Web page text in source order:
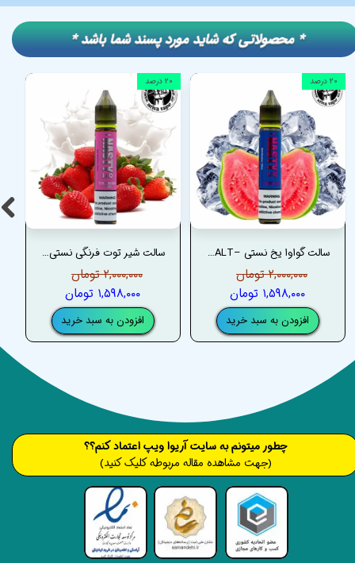
سالت شیر توت فرنگی نستی –NASTY STRAWBERRY MILK SALT
۲,۰۰۰,۰۰۰ تومان
۱,۵۹۸,۰۰۰ تومان
افزودن به سبد خرید
۲۰ درصد
سالت گواوا یخ نستی –NASTY GUAVA ICE SALT
۲,۰۰۰,۰۰۰ تومان
۱,۵۹۸,۰۰۰ تومان
افزودن به سبد خرید
۲۰ درصد
​​* محصولاتی که شاید مورد پسند شما باشد *
​​​چطور میتونم به سایت آریوا ویپ اعتماد کنم؟؟
(جهت مشاهده مقاله مربوطه کلیک کنید)